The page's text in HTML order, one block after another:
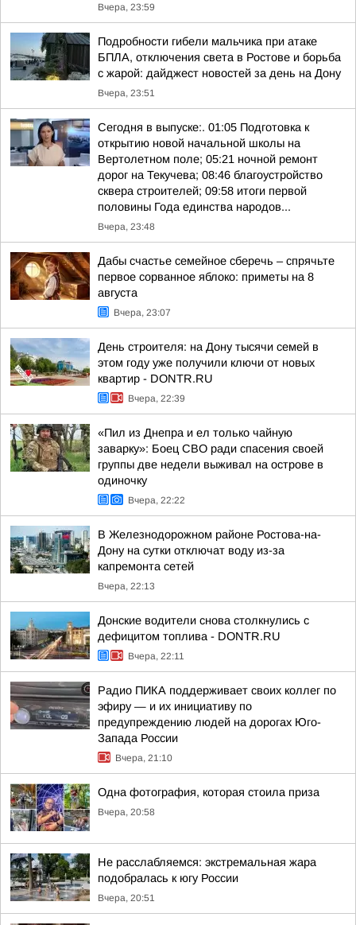
Вчера, 23:59
Подробности гибели мальчика при атаке
БПЛА, отключения света в Ростове и борьба
с жарой: дайджест новостей за день на Дону
Вчера, 23:51
Сегодня в выпуске:. 01:05 Подготовка к
открытию новой начальной школы на
Вертолетном поле; 05:21 ночной ремонт
дорог на Текучева; 08:46 благоустройство
сквера строителей; 09:58 итоги первой
половины Года единства народов...
Вчера, 23:48
Дабы счастье семейное сберечь – спрячьте
первое сорванное яблоко: приметы на 8
августа
Вчера, 23:07
День строителя: на Дону тысячи семей в
этом году уже получили ключи от новых
квартир - DONTR.RU
Вчера, 22:39
«Пил из Днепра и ел только чайную
заварку»: Боец СВО ради спасения своей
группы две недели выживал на острове в
одиночку
Вчера, 22:22
В Железнодорожном районе Ростова-на-
Дону на сутки отключат воду из-за
капремонта сетей
Вчера, 22:13
Донские водители снова столкнулись с
дефицитом топлива - DONTR.RU
Вчера, 22:11
Радио ПИКА поддерживает своих коллег по
эфиру — и их инициативу по
предупреждению людей на дорогах Юго-
Запада России
Вчера, 21:10
Одна фотография, которая стоила приза
Вчера, 20:58
Не расслабляемся: экстремальная жара
подобралась к югу России
Вчера, 20:51